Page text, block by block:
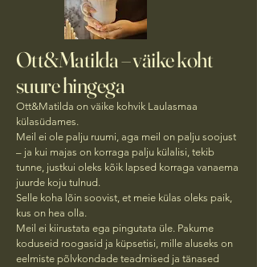
Ott&Matilda – väike koht
suure hingega
Ott&Matilda on väike kohvik Laulasmaa
külasüdames.
Meil ei ole palju ruumi, aga meil on palju soojust
– ja kui majas on korraga palju külalisi, tekib
tunne, justkui oleks kõik lapsed korraga vanaema
juurde koju tulnud.
Selle koha lõin soovist, et meie külas oleks paik,
kus on hea olla.
Meil ei kiirustata ega pingutata üle. Pakume
koduseid roogasid ja küpsetisi, mille aluseks on
eelmiste põlvkondade teadmised ja tänased